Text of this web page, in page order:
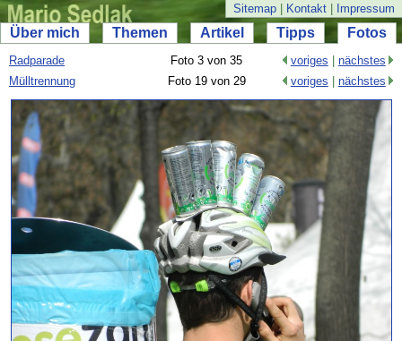
Sitemap Kontakt Impressum
Über mich Themen Artikel Tipps Fotos
Radparade Foto 3 von 35 voriges
nächstes
Mülltrennung
Foto 19 von 29 voriges nächstes